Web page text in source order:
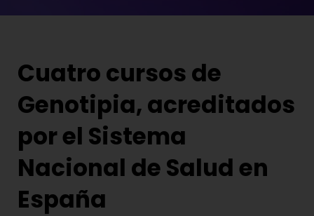
Cuatro cursos de
Genotipia, acreditados
por el Sistema
Nacional de Salud en
España